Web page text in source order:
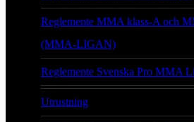
Reglemente MMA klass-A och
(MMA-LIGAN)
Reglemente Svenska Pro MMA
Utrustning